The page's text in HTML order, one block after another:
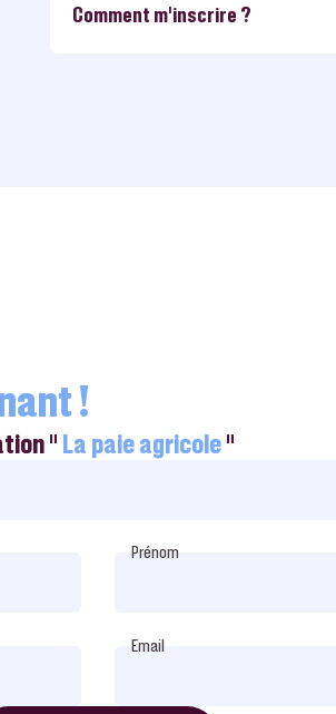
Comment m’inscrire ?
!
" La paie agricole"
Prénom
Email